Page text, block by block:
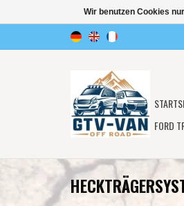
FORD
Wir benutzen Cookies